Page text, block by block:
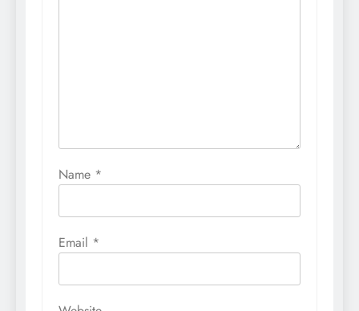
Name *
Email *